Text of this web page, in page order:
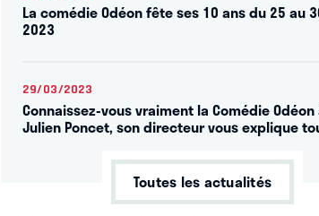
La comédie Odéon fête ses 10 ans du 25 au
2023
29/03/2023
Connaissez-vous vraiment la Comédie Odéon
Julien Poncet, son directeur vous explique
Toutes les actualités